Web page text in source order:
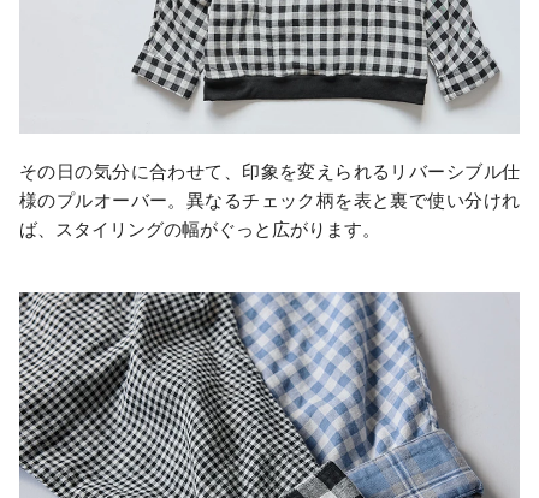
その日の気分に合わせて、印象を変えられるリバーシブル仕
様のプルオーバー。異なるチェック柄を表と裏で使い分けれ
ば、スタイリングの幅がぐっと広がります。